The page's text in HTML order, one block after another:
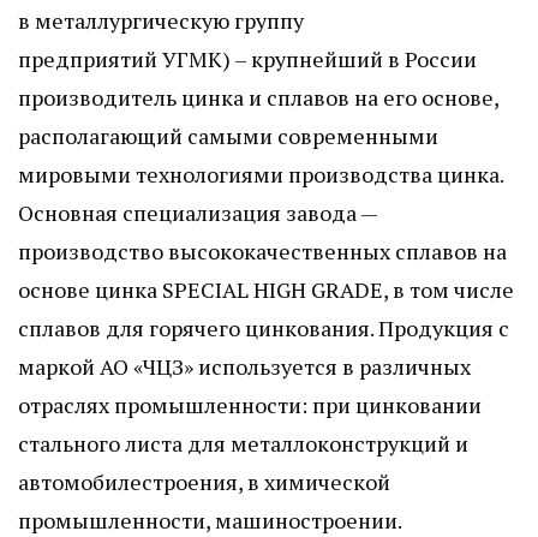
в металлургическую группу
предприятий УГМК) – крупнейший в России
производитель цинка и сплавов на его основе,
располагающий самыми современными
мировыми технологиями производства цинка.
Основная специализация завода —
производство высококачественных сплавов на
основе цинка SPECIAL HIGH GRADE, в том числе
сплавов для горячего цинкования. Продукция с
маркой АО «ЧЦЗ» используется в различных
отраслях промышленности: при цинковании
стального листа для металлоконструкций и
автомобилестроения, в химической
промышленности, машиностроении.